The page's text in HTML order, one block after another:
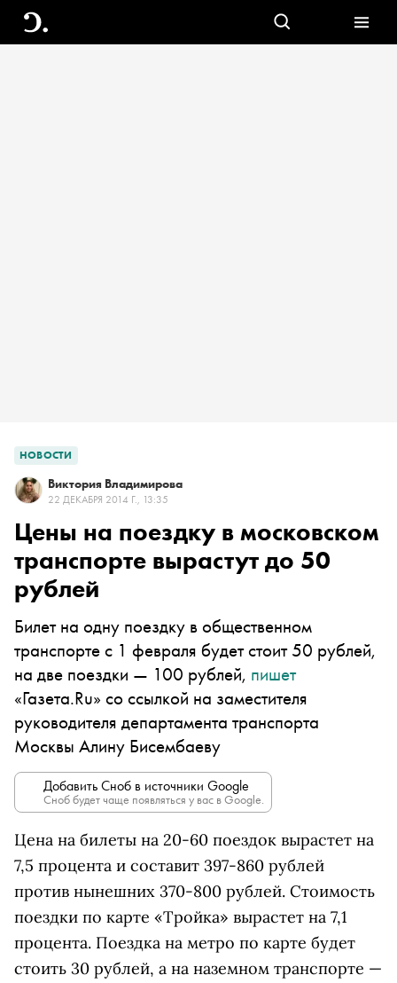
НОВОСТИ
Виктория Владимирова
22 ДЕКАБРЯ 2014 Г., 13:35
Цены на поездку в московском
транспорте вырастут до 50
рублей
Билет на одну поездку в общественном
транспорте с 1 февраля будет стоит 50 рублей,
на две поездки — 100 рублей, пишет
«Газета.Ru» со ссылкой на заместителя
руководителя департамента транспорта
Москвы Алину Бисембаеву
Добавить Сноб в источники Google
Сноб будет чаще появляться у вас в Google.
Цена на билеты на 20-60 поездок вырастет на
7,5 процента и составит 397-860 рублей
против нынешних 370-800 рублей. Стоимость
поездки по карте «Тройка» вырастет на 7,1
процента. Поездка на метро по карте будет
стоить 30 рублей, а на наземном транспорте —